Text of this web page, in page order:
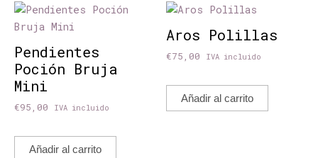
Pendientes
Poción Bruja
Mini
€95,00 IVA incluido
Añadir al carrito
Aros Polillas
€75,00 IVA incluido
Añadir al carrito